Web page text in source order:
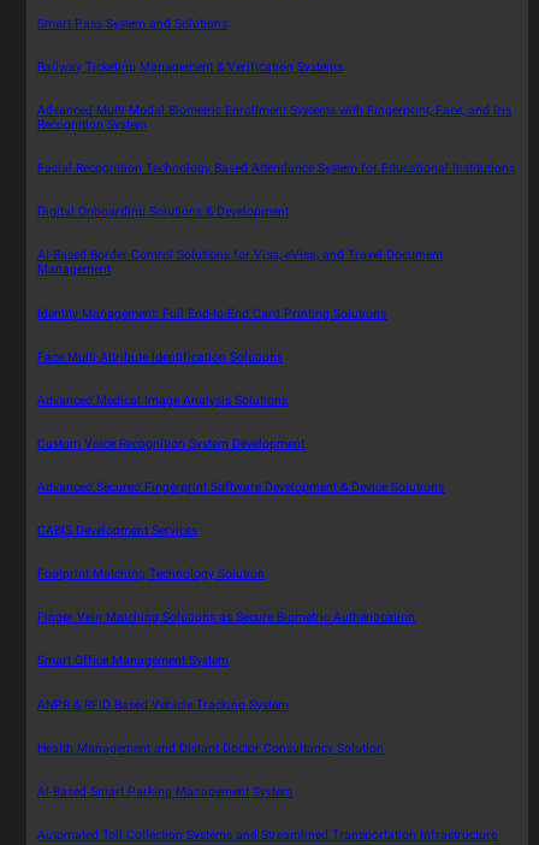
Smart Pass System and Solutions
Railway Ticketing Management & Verification Systems
Advanced Multi-Modal Biometric Enrollment Systems with Fingerprint, Face, and Iris
Recognition System
Facial Recognition Technology Based Attendance System for Educational Institutions
Digital Onboarding Solutions & Development
AI-Based Border Control Solutions for Visa, eVisa, and Travel Document
Management
Identity Management: Full End-to-End Card Printing Solutions
Face Multi-Attribute Identification Solutions
Advanced Medical Image Analysis Solutions
Custom Voice Recognition System Development
Advanced Secured Fingerprint Software Development & Device Solutions
CABIS Development Services
Footprint Matching Technology Solution
Finger Vein Matching Solutions as Secure Biometric Authentication
Smart Office Management System
ANPR & RFID Based Vehicle Tracking System
Health Management and Distant Doctor Consultancy Solution
AI-Based Smart Parking Management System
Automated Toll Collection Systems and Streamlined Transportation Infrastructure